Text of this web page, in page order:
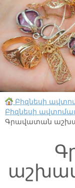
Բիզնեսի
Բիզնեսի
Գրավատան